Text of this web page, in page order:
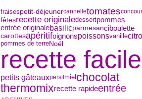
fraisespetit-déjeunercannelletomates
fêtesrecette originaledessertpommes
entrée originalebasilicparmesanciboulette
carottesapéritifoignonspoissonsvanille
pommes de terreNoël
recette facile
petits gâteauxpersil miel chocolat
thermomixrecette rapideentrée